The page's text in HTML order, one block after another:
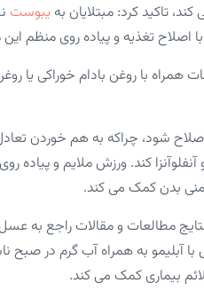
تاکید کرد: مبتلایان به یبوست
با اصلاح تغذیه و پیاده‌ روی منظم
با روغن بادام خوراکی یا
شود، چراکه به هم خوردن
کند. ورزش ملایم و پیاده
مطالعات و مقالات راجع به
به همراه آب گرم در صبح
بیماری کمک می ‌کند.